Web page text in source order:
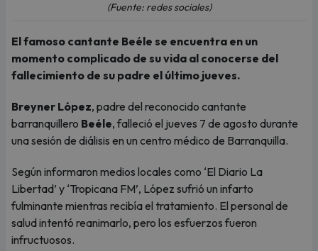
(Fuente: redes sociales)
El famoso cantante Beéle se encuentra en un
momento complicado de su vida al conocerse del
fallecimiento de su padre el último jueves.
Breyner López, padre del reconocido cantante
barranquillero Beéle, falleció el jueves 7 de agosto durante
una sesión de diálisis en un centro médico de Barranquilla.
Según informaron medios locales como ‘El Diario La
Libertad’ y ‘Tropicana FM’, López sufrió un infarto
fulminante mientras recibía el tratamiento. El personal de
salud intentó reanimarlo, pero los esfuerzos fueron
infructuosos.